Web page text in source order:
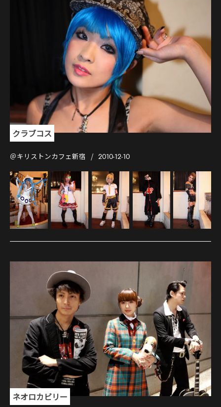
クラブコス
＠キリストンカフェ新宿 2010-12-10
ネオロカビリー